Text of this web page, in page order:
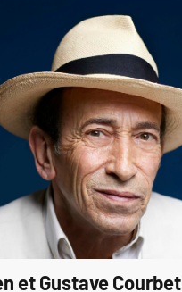
et Gustave Courbet